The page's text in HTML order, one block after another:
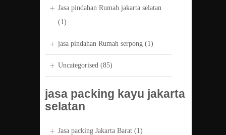
Jasa pindahan Rumah jakarta selatan
(1)
jasa pindahan Rumah serpong (1)
Uncategorised (85)
jasa packing kayu jakarta
selatan
Jasa packing Jakarta Barat (1)